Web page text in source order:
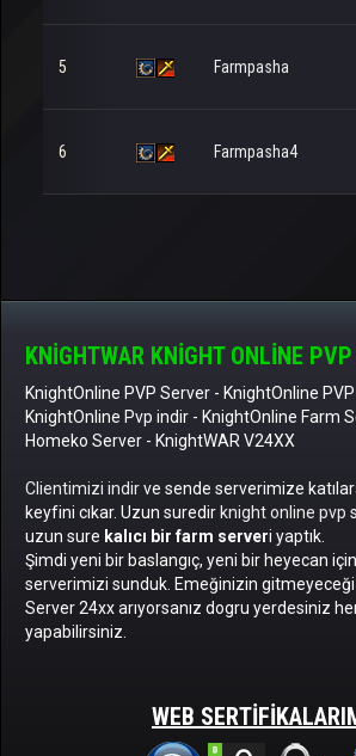
5 Farmpasha
6 Farmpasha4
KNIGHTWAR KNIGHT ONLINE
KnightOnline PVP Server - KnightOnline PVP
KnightOnline Pvp indir - KnightOnline Farm
Homeko Server - KnightWAR V24XX
Clientimizi indirve sende serverimize
keyfini cıkar. Uzun suredir knight online pvp
uzun sure kalıcı bir farm serveri yaptık.
Şimdi yeni bir baslangıç, yeni bir heyecan
serverimizi sunduk. Emeğinizin gitmeyeceği
Server 24xx arıyorsanız dogru yerdesiniz
yapabilirsiniz.
WEB